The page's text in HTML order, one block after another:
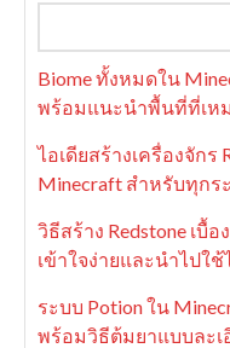
Biome ทั้งหมดใน
พร้อมแนะนำพื้นที่ที่เห
ไอเดียสร้างเครื่องจักร
Minecraft สำหรับทุกร
วิธีสร้าง Redstone เบื้
เข้าใจง่ายและนำไปใช้
ระบบ Potion ใน
พร้อมวิธีต้มยาแบบละเ